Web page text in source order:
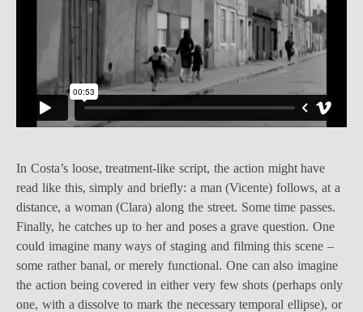
In Costa’s loose, treatment-like script, the action might have
read like this, simply and briefly: a man (Vicente) follows, at a
distance, a woman (Clara) along the street. Some time passes.
Finally, he catches up to her and poses a grave question. One
could imagine many ways of staging and filming this scene –
some rather banal, or merely functional. One can also imagine
the action being covered in either very few shots (perhaps only
one, with a dissolve to mark the necessary temporal ellipse), or